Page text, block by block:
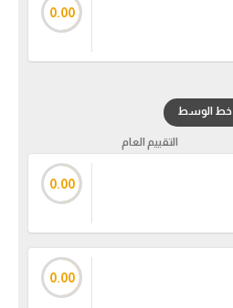
0.00
خط الوسط
التقييم العام
0.00
0.00